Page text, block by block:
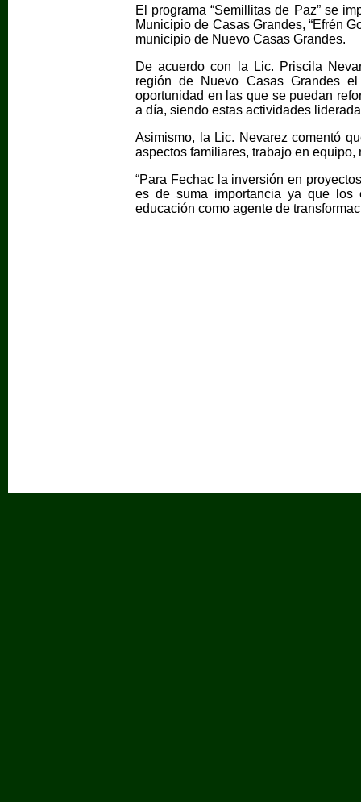
El programa “Semillitas de Paz” se
Municipio de Casas Grandes, “Efrén
municipio de Nuevo Casas Grandes.
De acuerdo con la Lic. Priscila
región de Nuevo Casas Grandes
oportunidad en las que se puedan
a día, siendo estas actividades
Asimismo, la Lic. Nevarez comentó
aspectos familiares, trabajo en
“Para Fechac la inversión en
es de suma importancia ya que los
educación como agente de